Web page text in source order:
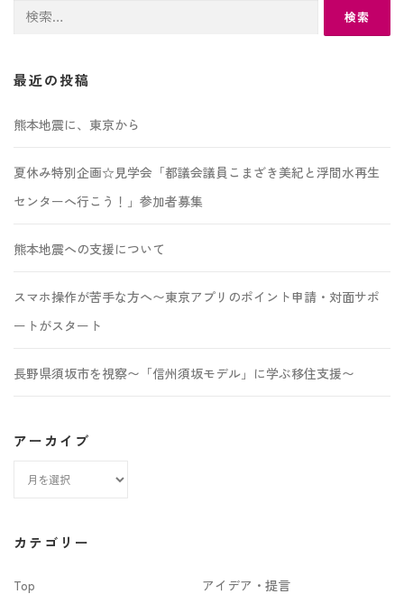
検
最近の投稿
熊本地震に、東京から
夏休み特別企画☆見学会「都議会議員こまざき美紀と浮間水再生
センターへ行こう！」参加者募集
熊本地震への支援について
スマホ操作が苦手な方へ〜東京アプリのポイント申請・対面サポ
ートがスタート
長野県須坂市を視察〜「信州須坂モデル」に学ぶ移住支援〜
アーカイブ
カ
カテゴリー
Top
アイデア・提言